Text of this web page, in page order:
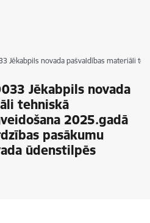
Jēkabpils novada pašvaldības materiāli
Jēkabpils novada
tehniskā
2025.gadā
pasākumu
ūdenstilpēs